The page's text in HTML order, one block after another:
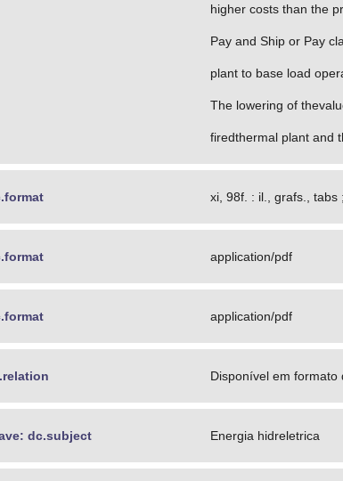
higher costs than the
Pay and Ship or Pay
plant to base load
The lowering of
firedthermal plant and
xi, 98f. : il., grafs., tabs
application/pdf
application/pdf
Disponível em formato
dc.subject Energia hidreletrica